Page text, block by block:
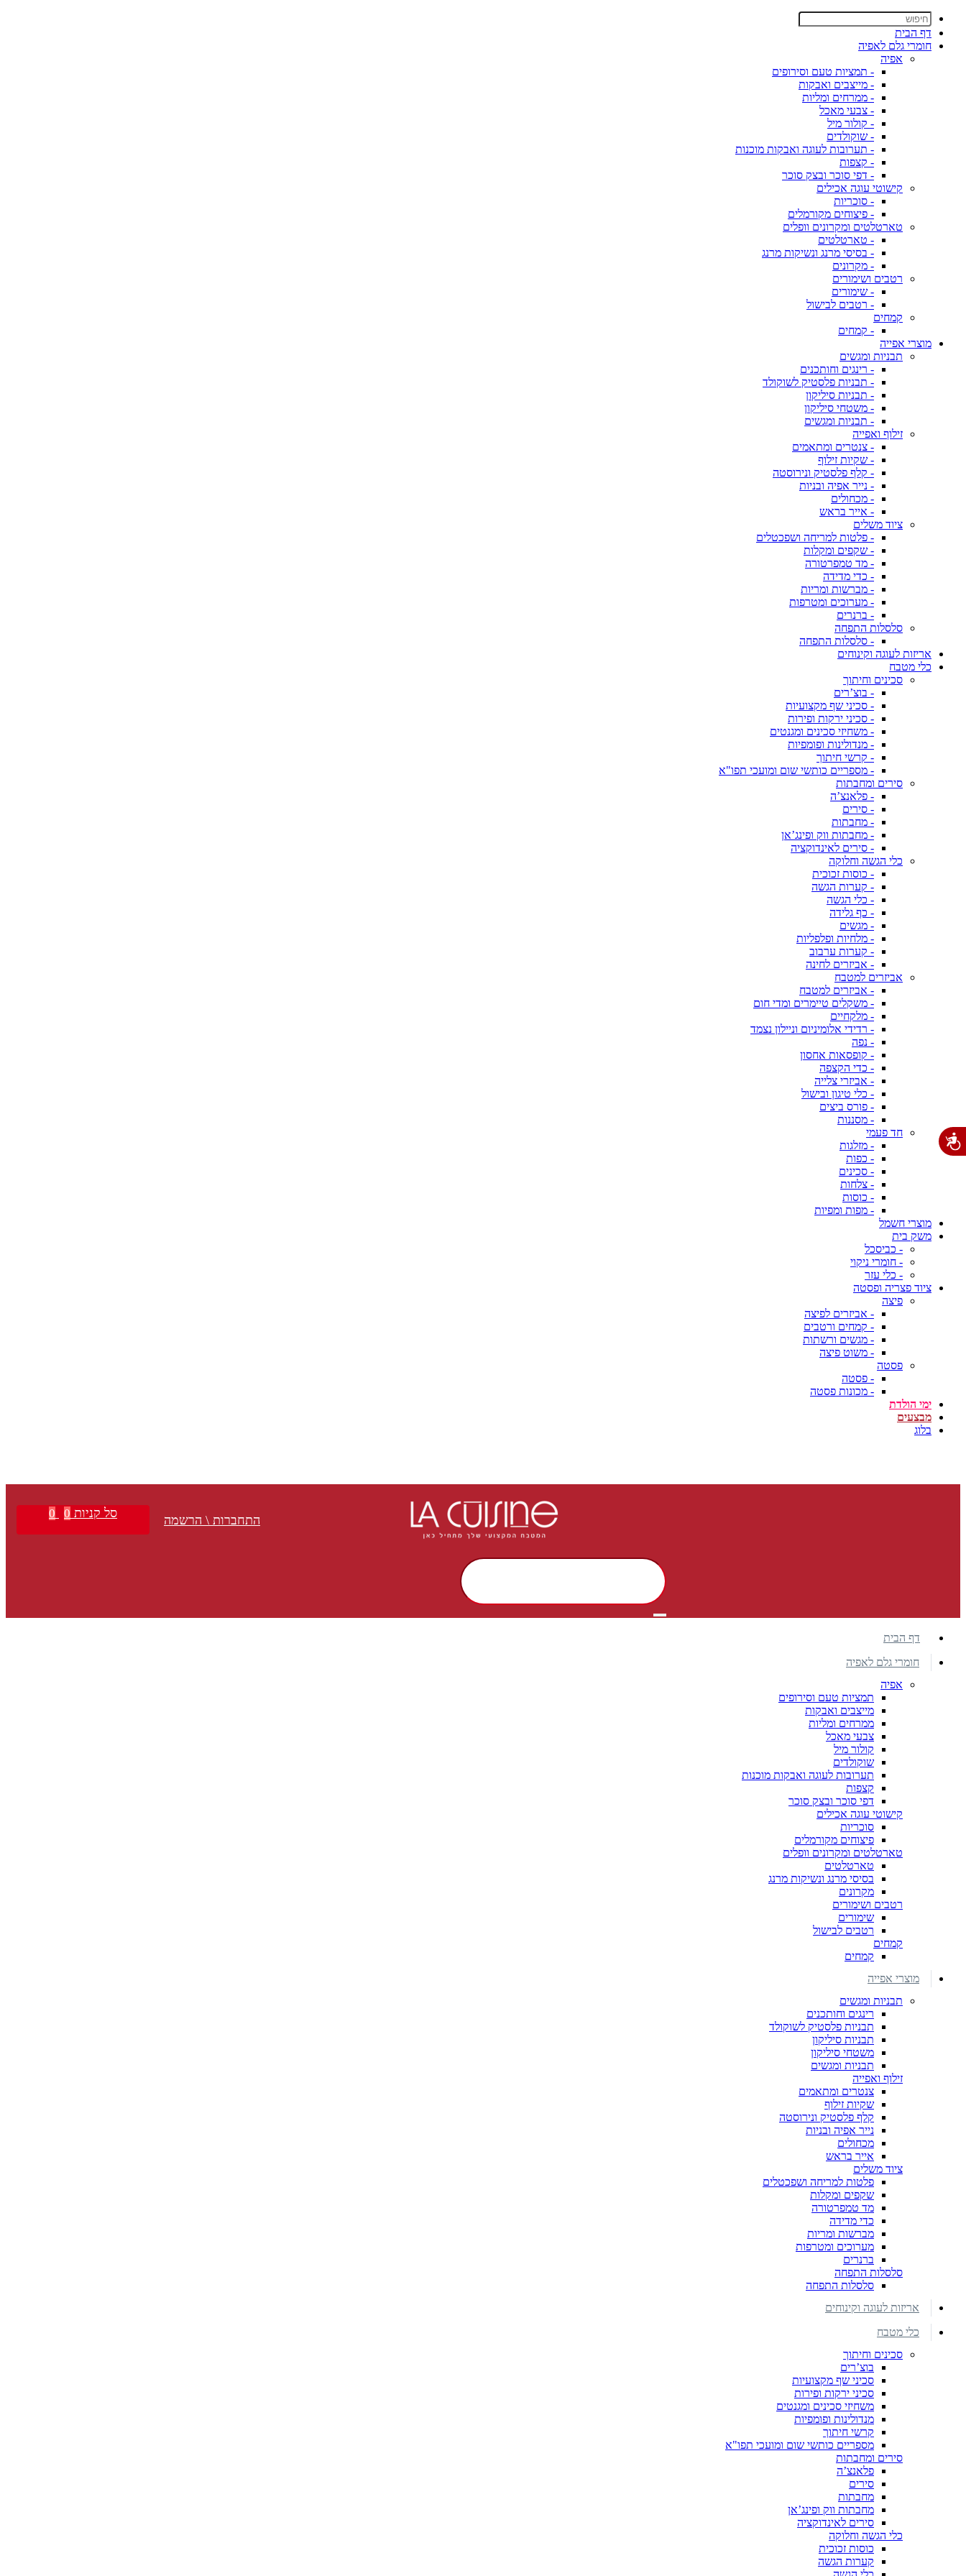
דף הבית
חומרי גלם לאפיה
אפיה
- תמציות טעם וסירופים
- מייצבים ואבקות
- ממרחים ומליות
- צבעי מאכל
- קולור מיל
- שוקולדים
- תערובות לעוגה ואבקות מוכנות
- קצפות
- דפי סוכר ובצק סוכר
קישוטי עוגה אכילים
- סוכריות
- פיצוחים מקורמלים
טארטלטים ומקרונים וופלים
- טארטלטים
- בסיסי מרנג ונשיקות מרנג
- מקרונים
רטבים ושימורים
- שימורים
- רטבים לבישול
קמחים
- קמחים
מוצרי אפייה
תבניות ומגשים
- רינגים וחותכנים
- תבניות פלסטיק לשוקולד
- תבניות סיליקון
- משטחי סיליקון
- תבניות ומגשים
זילוף ואפייה
- צנטרים ומתאמים
- שקיות זילוף
- קלף פלסטיק ונירוסטה
- נייר אפיה ובניות
- מכחולים
- אייר בראש
ציוד משלים
- פלטות למריחה ושפכטלים
- שקפים ומקלות
- מד טמפרטורה
- כדי מדידה
- מברשות ומריות
- מערוכים ומטרפות
- ברנרים
סלסלות התפחה
- סלסלות התפחה
אריזות לעוגה וקינוחים
כלי מטבח
סכינים וחיתוך
- בוצ’רים
- סכיני שף מקצועיות
- סכיני ירקות ופירות
- משחיזי סכינים ומגנטים
- מנדולינות ופומפיות
- קרשי חיתוך
- מספריים כותשי שום ומועכי תפו"א
סירים ומחבתות
- פלאנצ’ה
- סירים
- מחבתות
- מחבתות ווק ופינג’אן
- סירים לאינדוקציה
כלי הגשה וחלוקה
- כוסות זכוכית
- קערות הגשה
- כלי הגשה
- כף גלידה
- מגשים
- מלחיות ופלפליות
- קערות ערבוב
- אביזרים לחינה
אביזרים למטבח
- אביזרים למטבח
- משקלים טיימרים ומדי חום
- מלקחיים
- רדידי אלומיניום וניילון נצמד
- נפה
- קופסאות אחסון
- כדי הקצפה
- אביזרי צלייה
- כלי טיגון ובישול
- פורס ביצים
- מסננות
חד פעמי
- מזלגות
- כפות
- סכינים
- צלחות
- כוסות
- מפות ומפיות
מוצרי חשמל
משק בית
- כביסכל
- חומרי ניקוי
- כלי עזר
ציוד פצריה ופסטה
פיצה
- אביזרים לפיצה
- קמחים ורטבים
- מגשים ורשתות
- משוט פיצה
פסטה
- פסטה
- מכונות פסטה
ימי הולדת
מבצעים
בלוג
התחברות \ הרשמה סל קניות 0
0
דף הבית
חומרי גלם לאפיה
אפיה
תמציות טעם וסירופים
מייצבים ואבקות
ממרחים ומליות
צבעי מאכל
קולור מיל
שוקולדים
תערובות לעוגה ואבקות מוכנות
קצפות
דפי סוכר ובצק סוכר
קישוטי עוגה אכילים
סוכריות
פיצוחים מקורמלים
טארטלטים ומקרונים וופלים
טארטלטים
בסיסי מרנג ונשיקות מרנג
מקרונים
רטבים ושימורים
שימורים
רטבים לבישול
קמחים
קמחים
מוצרי אפייה
תבניות ומגשים
רינגים וחותכנים
תבניות פלסטיק לשוקולד
תבניות סיליקון
משטחי סיליקון
תבניות ומגשים
זילוף ואפייה
צנטרים ומתאמים
שקיות זילוף
קלף פלסטיק ונירוסטה
נייר אפיה ובניות
מכחולים
אייר בראש
ציוד משלים
פלטות למריחה ושפכטלים
שקפים ומקלות
מד טמפרטורה
כדי מדידה
מברשות ומריות
מערוכים ומטרפות
ברנרים
סלסלות התפחה
סלסלות התפחה
אריזות לעוגה וקינוחים
כלי מטבח
סכינים וחיתוך
בוצ’רים
סכיני שף מקצועיות
סכיני ירקות ופירות
משחיזי סכינים ומגנטים
מנדולינות ופומפיות
קרשי חיתוך
מספריים כותשי שום ומועכי תפו"א
סירים ומחבתות
פלאנצ’ה
סירים
מחבתות
מחבתות ווק ופינג’אן
סירים לאינדוקציה
כלי הגשה וחלוקה
כוסות זכוכית
קערות הגשה